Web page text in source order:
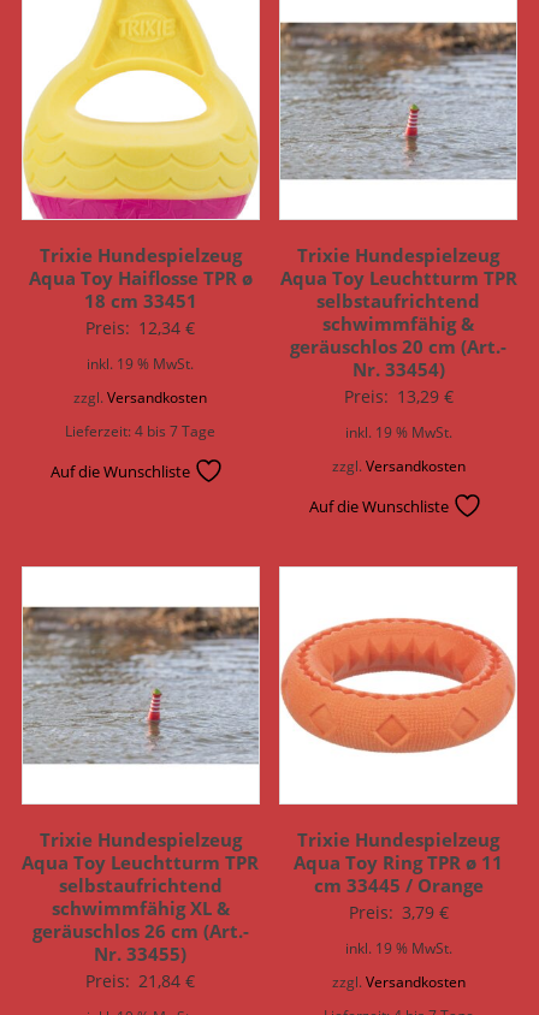
Trixie Hundespielzeug
Aqua Toy Haiflosse TPR ø
18 cm 33451
Preis: 12,34€
inkl. 19 % MwSt.
zzgl.Versandkosten
Lieferzeit:4 bis 7 Tage
Auf die Wunschliste
Trixie Hundespielzeug
Aqua Toy Leuchtturm TPR
selbstaufrichtend
schwimmfähig &
geräuschlos 20 cm (Art.-
Nr. 33454)
Preis: 13,29 €
inkl. 19 % MwSt.
zzgl. Versandkosten
Auf die Wunschliste
Trixie Hundespielzeug
Aqua Toy Leuchtturm TPR
selbstaufrichtend
schwimmfähig XL &
geräuschlos 26 cm (Art.-
Nr. 33455)
Preis: 21,84€
Trixie Hundespielzeug
Aqua Toy Ring TPR ø 11
cm 33445 / Orange
Preis: 3,79 €
inkl. 19 % MwSt.
zzgl.Versandkosten